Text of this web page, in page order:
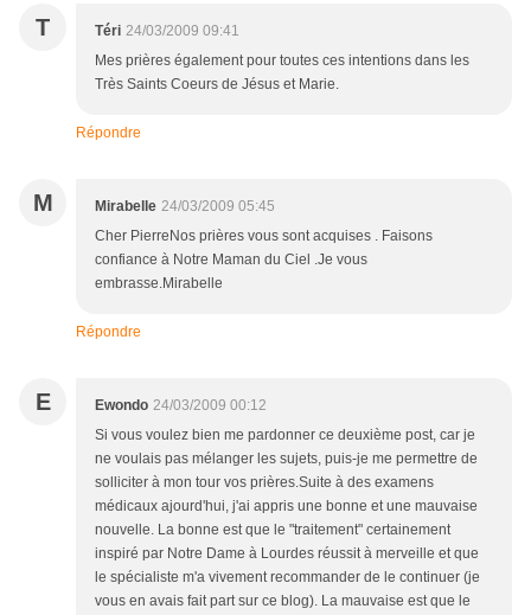
T Téri 24/03/2009 09:41
Mes prières également pour toutes ces intentions dans les
Très Saints Coeurs de Jésus et Marie.
Répondre
M Mirabelle 24/03/2009 05:45
Cher PierreNos prières vous sont acquises . Faisons
confiance à Notre Maman du Ciel .Je vous
embrasse.Mirabelle
Répondre
E Ewondo 24/03/2009 00:12
Si vous voulez bien me pardonner ce deuxième post, car je
ne voulais pas mélanger les sujets, puis-je me permettre de
solliciter à mon tour vos prières.Suite à des examens
médicaux ajourd'hui, j'ai appris une bonne et une mauvaise
nouvelle. La bonne est que le "traitement" certainement
inspiré par Notre Dame à Lourdes réussit à merveille et que
le spécialiste m'a vivement recommander de le continuer (je
vous en avais fait part sur ce blog). La mauvaise est que le